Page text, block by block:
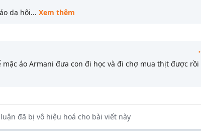
dạ hội... Xem thêm
áo Armani đưa con đi học và đi chợ mua thịt được rồi
đã bị vô hiệu hoá cho bài viết này